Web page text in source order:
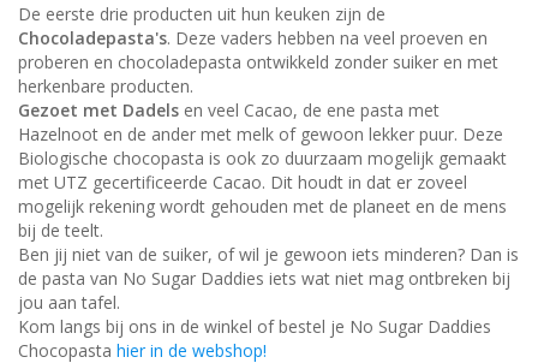
De eerste drie producten uit hun keuken zijn de
Chocoladepasta's. Deze vaders hebben na veel proeven en
proberen en chocoladepasta ontwikkeld zonder suiker en met
herkenbare producten.
Gezoet met Dadels en veel Cacao, de ene pasta met
Hazelnoot en de ander met melk of gewoon lekker puur. Deze
Biologische chocopasta is ook zo duurzaam mogelijk gemaakt
met UTZ gecertificeerde Cacao. Dit houdt in dat er zoveel
mogelijk rekening wordt gehouden met de planeet en de mens
bij de teelt.
Ben jij niet van de suiker, of wil je gewoon iets minderen? Dan is
de pasta van No Sugar Daddies iets wat niet mag ontbreken bij
jou aan tafel.
Kom langs bij ons in de winkel of bestel je No Sugar Daddies
Chocopasta hier in de webshop!